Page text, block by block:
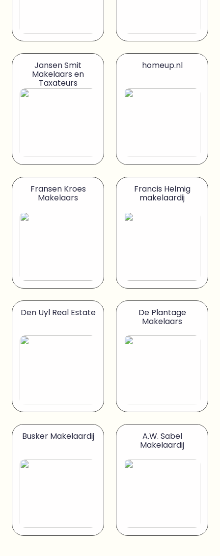
Jansen Smit
Makelaars en
Taxateurs
homeup.nl
Fransen Kroes
Makelaars
Francis Helmig
makelaardij
Den Uyl Real Estate De Plantage
Makelaars
Busker Makelaardij A.W. Sabel
Makelaardij